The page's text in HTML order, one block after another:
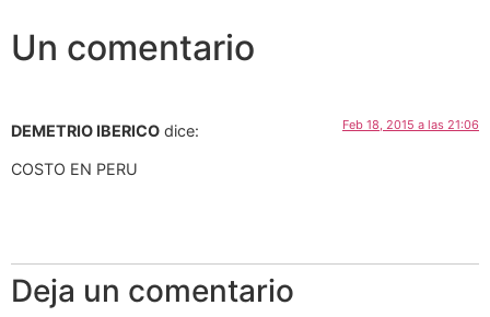
Un comentario
DEMETRIO IBERICO dice: Feb 18, 2015 a las 21:06
COSTO EN PERU
Deja un comentario